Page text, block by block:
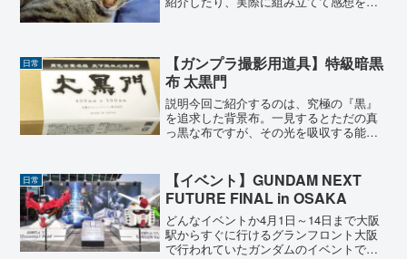
題が出てきたら、...
日常
【ガンプラ撮影用道具】特級暗黒
布 太黒門
説明今回ご紹介するのは、究極の『黒』
を追求した背景布。一見するとただの真
っ黒な布ですが、その光を吸収する能力
うな黒背景で格好良く撮りたい！』とい
う思いから、少し奮発して...
日常
【イベント】GUNDAM NEXT
FUTURE FINAL in OSAKA
どんなイベントか4月1日～14日まで大阪
駅からすぐに行けるグランフロント大阪
で行われていたガンダムのイベントで